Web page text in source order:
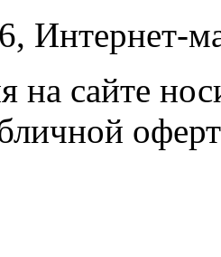
Интернет-
сайте